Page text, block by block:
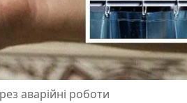
аварійні роботи